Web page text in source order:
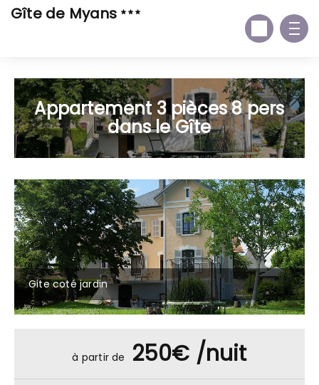
Gîte de Myans
Appartement 3 pièces 8 pers
dans le Gîte
Gite coté jardin
à partir de 250€ /nuit